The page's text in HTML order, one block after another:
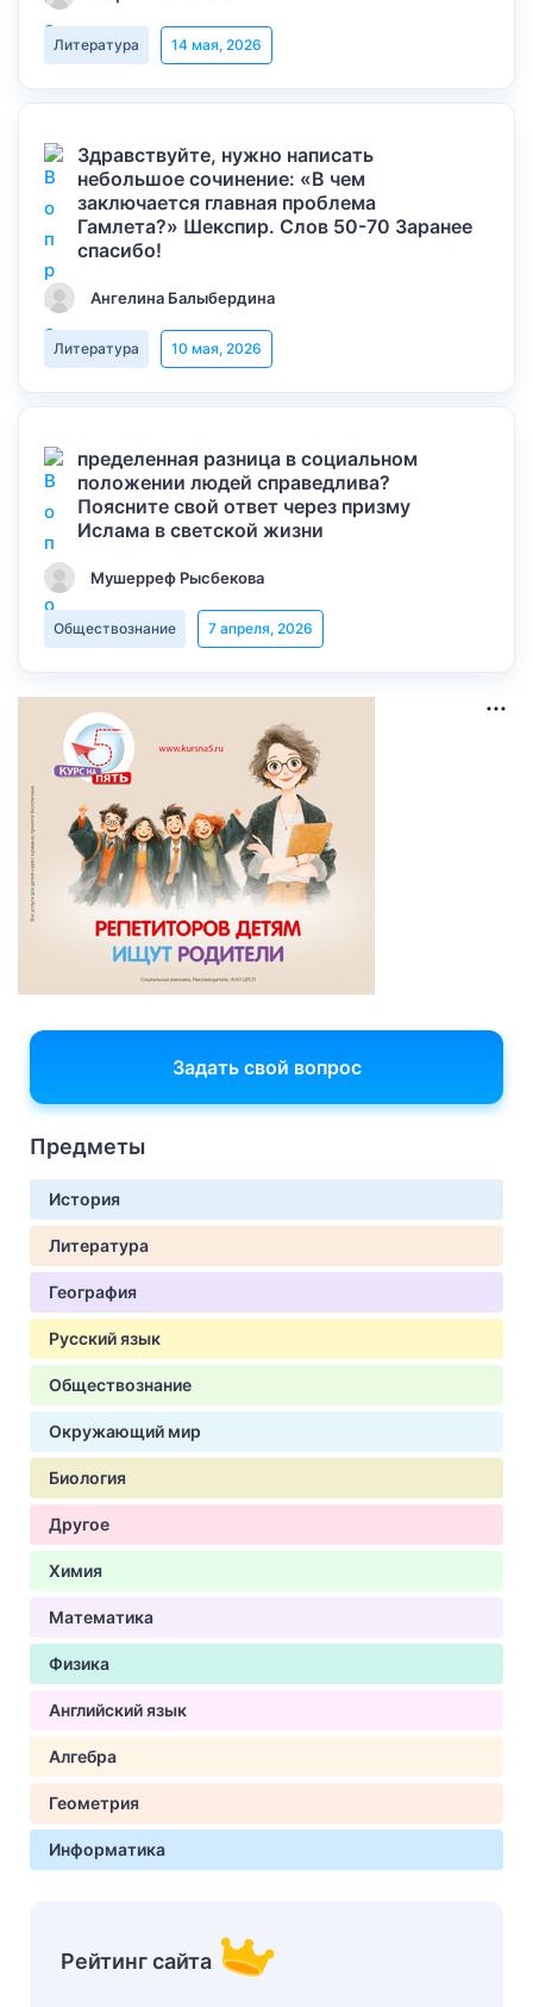
Литература 14 мая, 2026
Здравствуйте, нужно написать
небольшое сочинение: «В чем
заключается главная проблема
Гамлета?» Шекспир. Слов 50-70 Заранее
спасибо!
Ангелина Балыбердина
Литература 10 мая, 2026
пределенная разница в социальном
положении людей справедлива?
Поясните свой ответ через призму
Ислама в светской жизни
Мушерреф Рысбекова
Обществознание 7 апреля, 2026
Задать свой вопрос
Предметы
История
Литература
География
Русский язык
Обществознание
Окружающий мир
Биология
Другое
Химия
Математика
Физика
Английский язык
Алгебра
Геометрия
Информатика
Рейтинг сайта